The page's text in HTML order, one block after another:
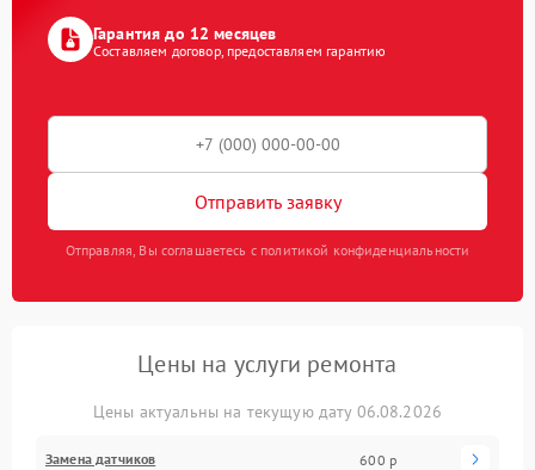
Гарантия до 12 месяцев
Составляем договор, предоставляем гарантию
Отправить заявку
Отправляя, Вы соглашаетесь с политикой конфиденциальности
Цены на услуги ремонта
Цены актуальны на текущую дату 06.08.2026
Замена датчиков 600 р